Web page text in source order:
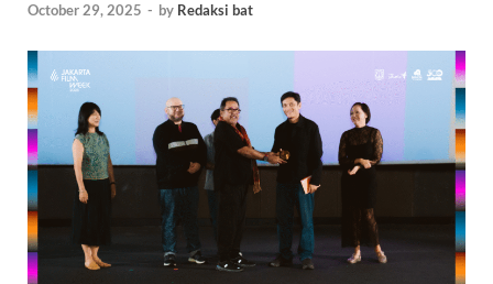
October 29, 2025 - by Redaksi bat